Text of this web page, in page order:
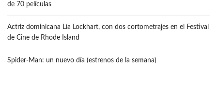
de 70 películas
Actriz dominicana Lía Lockhart, con dos cortometrajes en el Festival
de Cine de Rhode Island
Spider-Man: un nuevo día (estrenos de la semana)